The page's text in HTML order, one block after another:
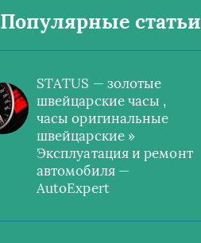
Популярные статьи
STATUS — золотые
швейцарские часы ,
часы оригинальные
швейцарские »
Эксплуатация и ремонт
автомобиля —
AutoExpert